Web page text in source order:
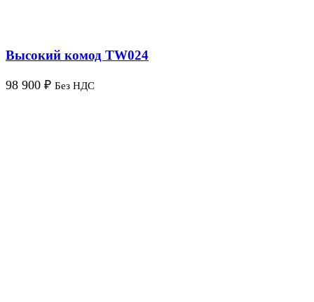
Высокий комод TW024
98 900 ₽ Без НДС